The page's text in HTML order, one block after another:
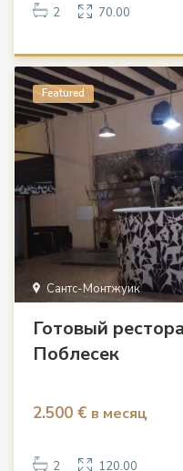
2 70.00
Сантс-Монтжуик
Featured
Готовый
Поблесек
2.500 € в месяц
2 120.00